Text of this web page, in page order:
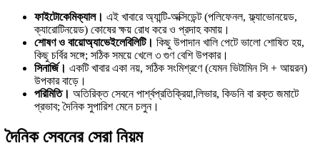
ফাইটোকেমিক্যাল। এই খাবারে অ্যান্টি-অক্সিডেন্ট (পলিফেনল, ফ্ল্যাভোনয়েড,
ক্যারোটিনয়েড) কোষের ক্ষয় রোধ করে ও প্রদাহ কমায়।
শোষণ ও বায়োঅ্যাভেইলেবিলিটি। কিছু উপাদান খালি পেটে ভালো শোষিত হয়,
কিছু চর্বির সঙ্গে; সঠিক সময়ে খেলে ৩ গুণ বেশি উপকার।
সিনার্জি। একটি খাবার একা নয়, সঠিক সংমিশ্রণে (যেমন ভিটামিন সি + আয়রন)
উপকার বাড়ে।
পরিমিতি। অতিরিক্ত সেবনে পার্শ্বপ্রতিক্রিয়া,লিভার, কিডনি বা রক্ত জমাটে
প্রভাব; দৈনিক সুপারিশ মেনে চলুন।
দৈনিক সেবনের সেরা নিয়ম